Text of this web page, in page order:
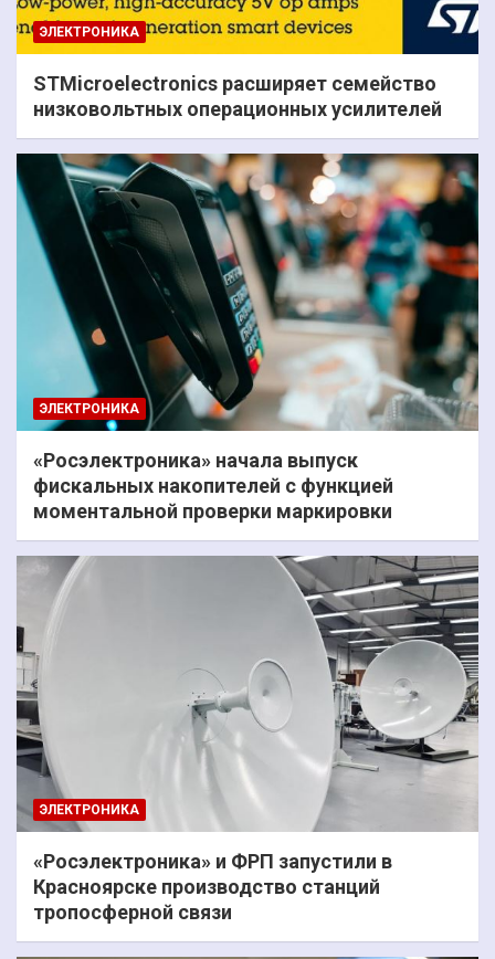
ЭЛЕКТРОНИКА
STMicroelectronics расширяет семейство
низковольтных операционных усилителей
ЭЛЕКТРОНИКА
«Росэлектроника» начала выпуск
фискальных накопителей с функцией
моментальной проверки маркировки
ЭЛЕКТРОНИКА
«Росэлектроника» и ФРП запустили в
Красноярске производство станций
тропосферной связи